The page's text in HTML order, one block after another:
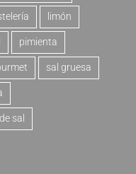
limón
pimienta
sal gruesa
sal